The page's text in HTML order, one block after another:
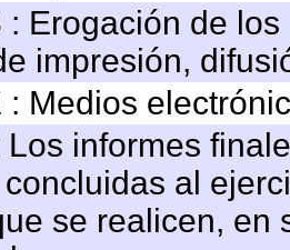
: Erogación de
impresión,
: Medios
Los informes
al
se realicen, en